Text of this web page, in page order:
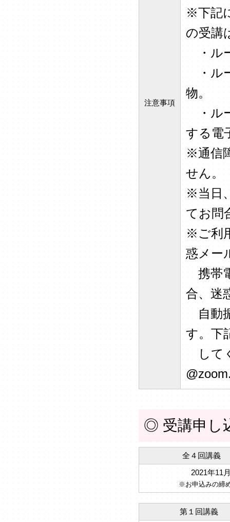
注意事項
※下記
の受講
・ル
・ル
物。
・ル
する電
※通信
せん。
※当日
てお問
※ご利
惑メー
携帯
合、迷
自動
す。下
して
◎ 受講申し
全４回講義
2021年11
※お申込みの締
第１回講義